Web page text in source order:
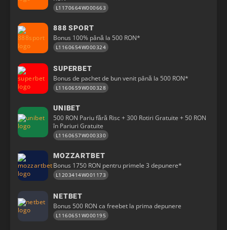
L1170664W000663
888 SPORT
Bonus 100% până la 500 RON*
L1160654W000324
SUPERBET
Bonus de pachet de bun venit până la 500 RON*
L1160659W000328
UNIBET
500 RON Pariu fără Risc + 300 Rotiri Gratuite + 50 RON
în Pariuri Gratuite
L1160657W000330
MOZZARTBET
Bonus 1750 RON pentru primele 3 depunere*
L1203414W001173
NETBET
Bonus 500 RON ca freebet la prima depunere
L1160651W000195